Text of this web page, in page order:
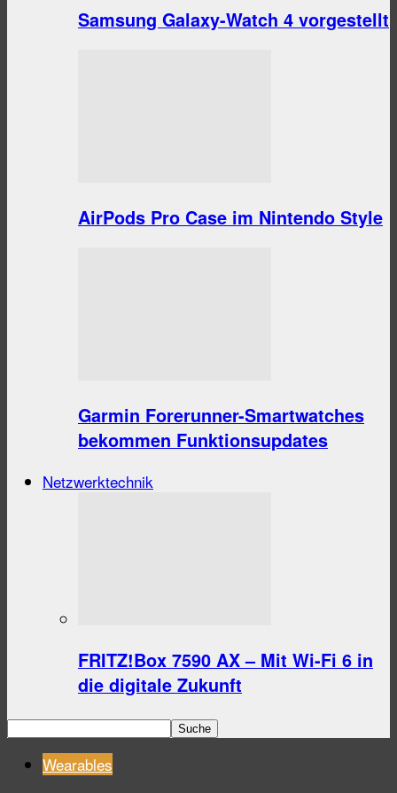
Samsung Galaxy-Watch 4 vorgestellt
AirPods Pro Case im Nintendo Style
Garmin Forerunner-Smartwatches
bekommen Funktionsupdates
Netzwerktechnik
FRITZ!Box 7590 AX – Mit Wi-Fi 6 in
die digitale Zukunft
Wearables